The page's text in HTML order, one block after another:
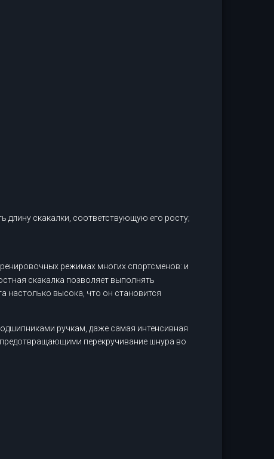
скакалки, соответствующую его росту;
режимах многих спортсменов: и
скакалка позволяет выполнять
настолько высока, что он становится
ручкам, даже самая интенсивная
перекручивание шнура во